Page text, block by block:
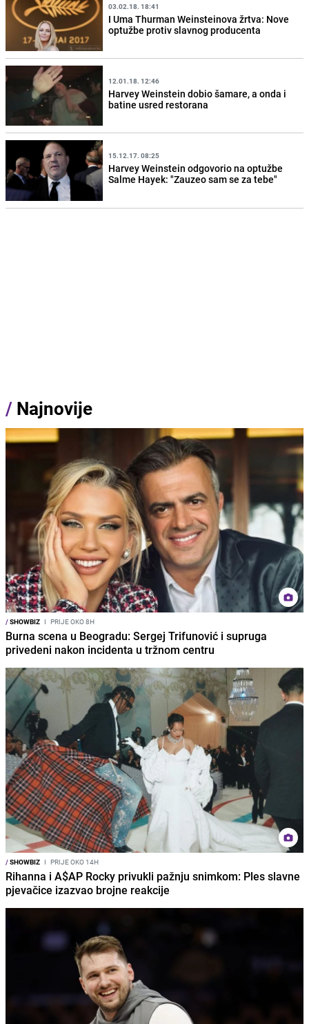
03.02.18. 18:41
I Uma Thurman Weinsteinova žrtva: Nove
optužbe protiv slavnog producenta
12.01.18. 12:46
Harvey Weinstein dobio šamare, a onda i
batine usred restorana
15.12.17. 08:25
Harvey Weinstein odgovorio na optužbe
Salme Hayek: "Zauzeo sam se za tebe"
/ Najnovije
/SHOWBIZ I PRIJE OKO 8H
Burna scena u Beogradu: Sergej Trifunović i supruga
privedeni nakon incidenta u tržnom centru
/SHOWBIZ I PRIJE OKO 14H
Rihanna i A$AP Rocky privukli pažnju snimkom: Ples slavne
pjevačice izazvao brojne reakcije